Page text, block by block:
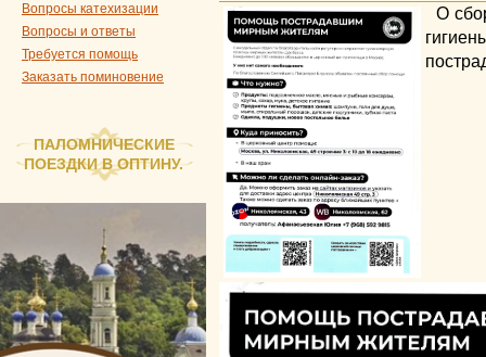
Вопросы катехизации
Вопросы и ответы
Требуется помощь
Заказать поминовение
ПАЛОМНИЧЕСКИЕ
ПОЕЗДКИ В ОПТИНУ.
О